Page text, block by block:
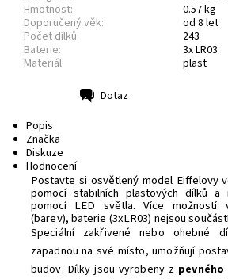
Hmotnost:
0.57 kg
Doporučený věk:
od 8 let
Počet dílků:
243
Baterie:
3x LR03
Materiál:
plast
Dotaz
Popis
Značka
Diskuze
Hodnocení
Postavte si osvětlený model Eiffelovy
pomocí stabilních plastových dílků
pomocí LED světla. Více možností
(barev), baterie (3xLR03) nejsou
Speciální zakřivené nebo ohebné
zapadnou na své místo, umožňují
budov. Dílky jsou vyrobeny z pevného